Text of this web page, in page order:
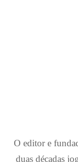
O editor e
duas décadas